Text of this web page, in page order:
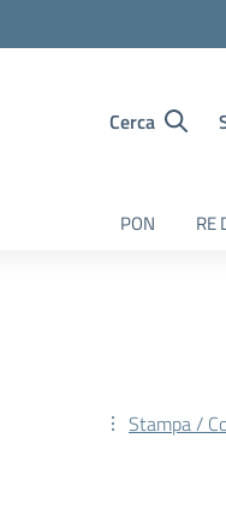
Cerca
PON RE
Stampa /